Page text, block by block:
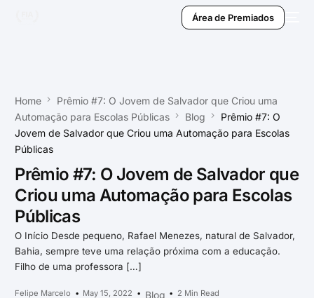
Área de Premiados
Home
Prêmio #7: O Jovem de Salvador que Criou uma
Automação para Escolas Públicas
Blog
Prêmio #7: O
Jovem de Salvador que Criou uma Automação para Escolas
Públicas
Prêmio #7: O Jovem de Salvador que
Criou uma Automação para Escolas
Públicas
O Início Desde pequeno, Rafael Menezes, natural de Salvador,
Bahia, sempre teve uma relação próxima com a educação.
Filho de uma professora […]
Felipe Marcelo May 15, 2022 Blog 2 Min Read